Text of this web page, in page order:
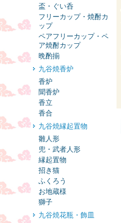
盃・ぐい呑
フリーカップ・焼酎カ
ップ
ペアフリーカップ・ペ
ア焼酎カップ
晩酌揃
九谷焼香炉
香炉
聞香炉
香立
香合
九谷焼縁起置物
雛人形
兜・武者人形
縁起置物
招き猫
ふくろう
お地蔵様
獅子
九谷焼花瓶・飾皿